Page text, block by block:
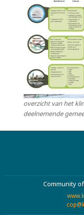
overzicht van het
deelnemende
Community